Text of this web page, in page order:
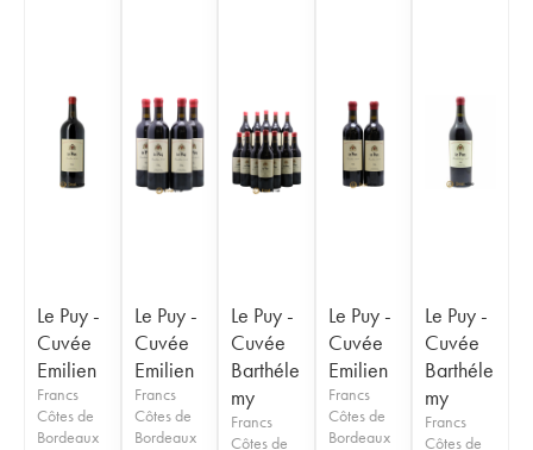
Le Puy -
Cuvée
Emilien
Francs
Côtes de
Bordeaux
Le Puy -
Cuvée
Emilien
Francs
Côtes de
Bordeaux
Le Puy -
Cuvée
Barthéle
my
Francs
Côtes de
Le Puy -
Cuvée
Emilien
Francs
Côtes de
Bordeaux
Le Puy -
Cuvée
Barthéle
my
Francs
Côtes de